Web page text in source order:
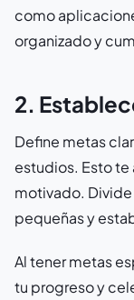
como
organizado y
2.
Define metas
estudios. Esto
motivado.
pequeñas y
Al tener metas
tu progreso y